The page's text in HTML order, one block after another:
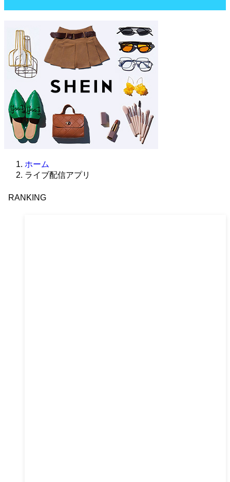
ホーム
ライブ配信アプリ
RANKING